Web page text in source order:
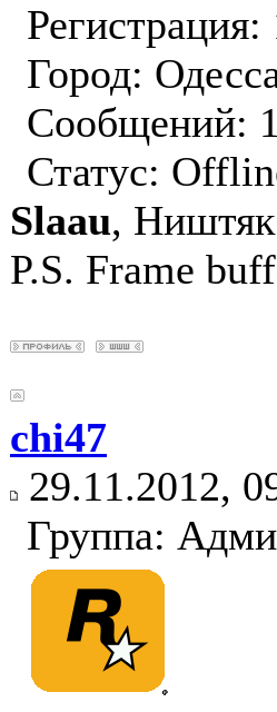
Город:
Сообщений:
Статус:
Slaau,
P.S. Frame
chi47
29.11.2012,
Группа: